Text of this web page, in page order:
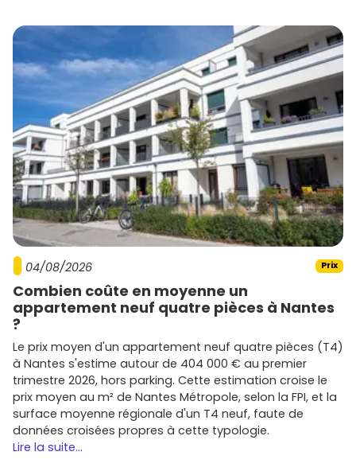
04/08/2026 Prix
Combien coûte en moyenne un
appartement neuf quatre pièces à Nantes
?
Le prix moyen d'un appartement neuf quatre pièces (T4)
à Nantes s'estime autour de 404 000 € au premier
trimestre 2026, hors parking. Cette estimation croise le
prix moyen au m² de Nantes Métropole, selon la FPI, et la
surface moyenne régionale d'un T4 neuf, faute de
données croisées propres à cette typologie.
Lire la suite...